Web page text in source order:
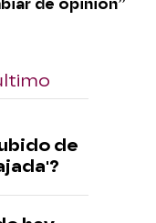
de opinión”
de